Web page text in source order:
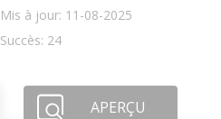
Mis à jour: 11-08-2025
Succès: 24
APERÇU